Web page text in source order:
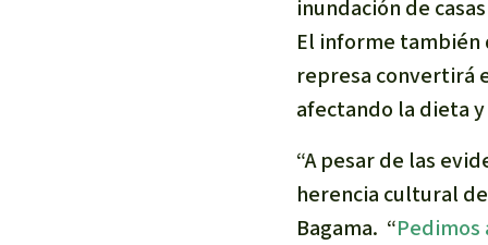
inundación de
El informe
represa convertirá
afectando la dieta
“A pesar de las
herencia cultural
Bagama. “Pedimos